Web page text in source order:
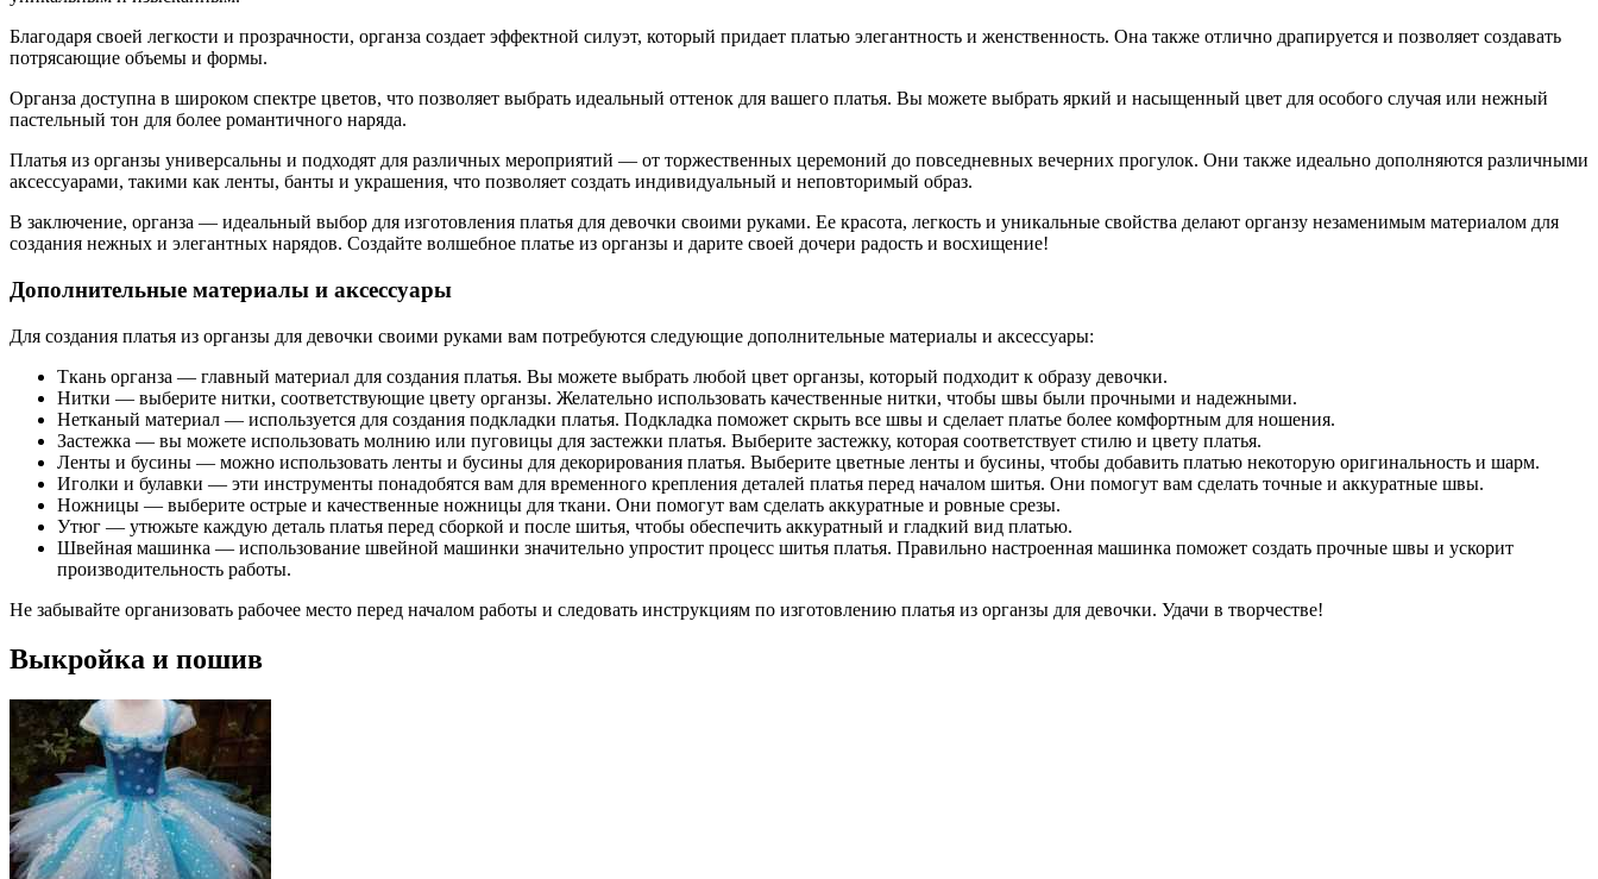
Благодаря своей легкости и прозрачности, органза создает эффектной силуэт, который придает платью элегантность и женственность. Она также отлично драпируется и позволяет создавать
потрясающие объемы и формы.
Органза доступна в широком спектре цветов, что позволяет выбрать идеальный оттенок для вашего платья. Вы можете выбрать яркий и насыщенный цвет для особого случая или нежный
пастельный тон для более романтичного наряда.
Платья из органзы универсальны и подходят для различных мероприятий — от торжественных церемоний до повседневных вечерних прогулок. Они также идеально дополняются различными
аксессуарами, такими как ленты, банты и украшения, что позволяет создать индивидуальный и неповторимый образ.
В заключение, органза — идеальный выбор для изготовления платья для девочки своими руками. Ее красота, легкость и уникальные свойства делают органзу незаменимым материалом для
создания нежных и элегантных нарядов. Создайте волшебное платье из органзы и дарите своей дочери радость и восхищение!
Дополнительные материалы и аксессуары
Для создания платья из органзы для девочки своими руками вам потребуются следующие дополнительные материалы и аксессуары:
Ткань органза — главный материал для создания платья. Вы можете выбрать любой цвет органзы, который подходит к образу девочки.
Нитки — выберите нитки, соответствующие цвету органзы. Желательно использовать качественные нитки, чтобы швы были прочными и надежными.
Нетканый материал — используется для создания подкладки платья. Подкладка поможет скрыть все швы и сделает платье более комфортным для ношения.
Застежка — вы можете использовать молнию или пуговицы для застежки платья. Выберите застежку, которая соответствует стилю и цвету платья.
Ленты и бусины — можно использовать ленты и бусины для декорирования платья. Выберите цветные ленты и бусины, чтобы добавить платью некоторую оригинальность и шарм.
Иголки и булавки — эти инструменты понадобятся вам для временного крепления деталей платья перед началом шитья. Они помогут вам сделать точные и аккуратные швы.
Ножницы — выберите острые и качественные ножницы для ткани. Они помогут вам сделать аккуратные и ровные срезы.
Утюг — утюжьте каждую деталь платья перед сборкой и после шитья, чтобы обеспечить аккуратный и гладкий вид платью.
Швейная машинка — использование швейной машинки значительно упростит процесс шитья платья. Правильно настроенная машинка поможет создать прочные швы и ускорит
производительность работы.
Не забывайте организовать рабочее место перед началом работы и следовать инструкциям по изготовлению платья из органзы для девочки. Удачи в творчестве!
Выкройка и пошив